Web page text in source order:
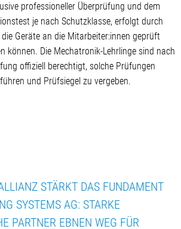
STÄRKT DAS FUNDAMENT D
SYSTEMS AG: STARKE Ö
EBNEN WEG FÜR N
professioneller Überprüfung und dem
je nach Schutzklasse, erfolgt durch
Geräte an die Mitarbeiter:innen geprüft
können. Die Mechatronik-Lehrlinge sind nach
offiziell berechtigt, solche Prüfungen
und Prüfsiegel zu vergeben.